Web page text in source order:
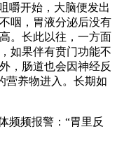
嚼开始，大脑便发出
咽，胃液分泌后没有
。长此以往，一方面
如果伴有贲门功能不
，肠道也会因神经反
营养物进入。长期如
频报警：“胃里反